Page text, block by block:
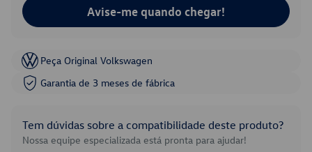
Avise-me quando chegar!
Peça Original Volkswagen
Garantia de 3 meses de fábrica
Tem dúvidas sobre a compatibilidade deste produto?
Nossa equipe especializada está pronta para ajudar!